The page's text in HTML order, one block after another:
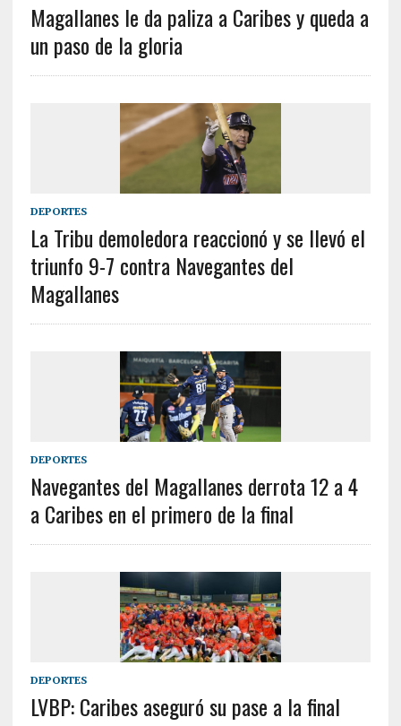
Magallanes le da paliza a Caribes y queda a
un paso de la gloria
DEPORTES
La Tribu demoledora reaccionó y se llevó el
triunfo 9-7 contra Navegantes del
Magallanes
DEPORTES
Navegantes del Magallanes derrota 12 a 4
a Caribes en el primero de la final
DEPORTES
LVBP: Caribes aseguró su pase a la final